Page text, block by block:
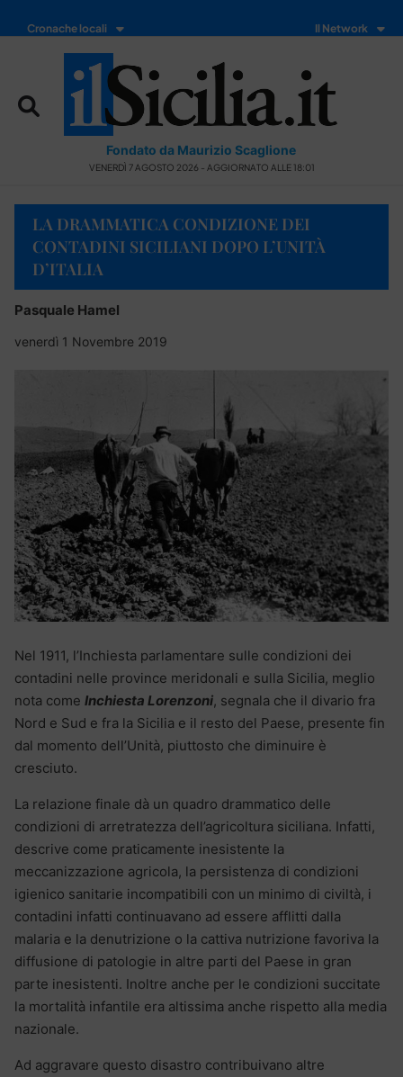
Cronache locali Il Network
Fondato da Maurizio Scaglione
VENERDÌ 7 AGOSTO 2026 - AGGIORNATO ALLE 18:01
LA DRAMMATICA CONDIZIONE DEI
CONTADINI SICILIANI DOPO L’UNITÀ
D’ITALIA
Pasquale Hamel
venerdì 1 Novembre 2019
Nel 1911, l’Inchiesta parlamentare sulle condizioni dei
contadini nelle province meridonali e sulla Sicilia, meglio
nota come Inchiesta Lorenzoni, segnala che il divario fra
Nord e Sud e fra la Sicilia e il resto del Paese, presente fin
dal momento dell’Unità, piuttosto che diminuire è
cresciuto.
La relazione finale dà un quadro drammatico delle
condizioni di arretratezza dell’agricoltura siciliana. Infatti,
descrive come praticamente inesistente la
meccanizzazione agricola, la persistenza di condizioni
igienico sanitarie incompatibili con un minimo di civiltà, i
contadini infatti continuavano ad essere afflitti dalla
malaria e la denutrizione o la cattiva nutrizione favoriva la
diffusione di patologie in altre parti del Paese in gran
parte inesistenti. Inoltre anche per le condizioni succitate
la mortalità infantile era altissima anche rispetto alla media
nazionale.
Ad aggravare questo disastro contribuivano altre